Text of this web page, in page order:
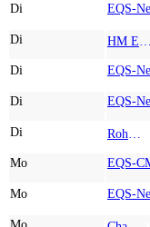
Di
Di
Di
Di
Di
Mo
Mo